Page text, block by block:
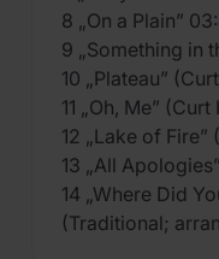
8 „On a Plain”
9 „Something in
10 „Plateau”
11 „Oh, Me”
12 „Lake of
13 „All
14 „Where Did
(Traditional;